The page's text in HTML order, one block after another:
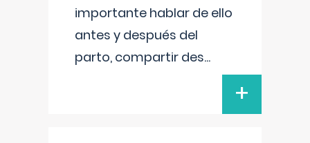
importante hablar de ello
antes y después del
parto, compartir des...
+